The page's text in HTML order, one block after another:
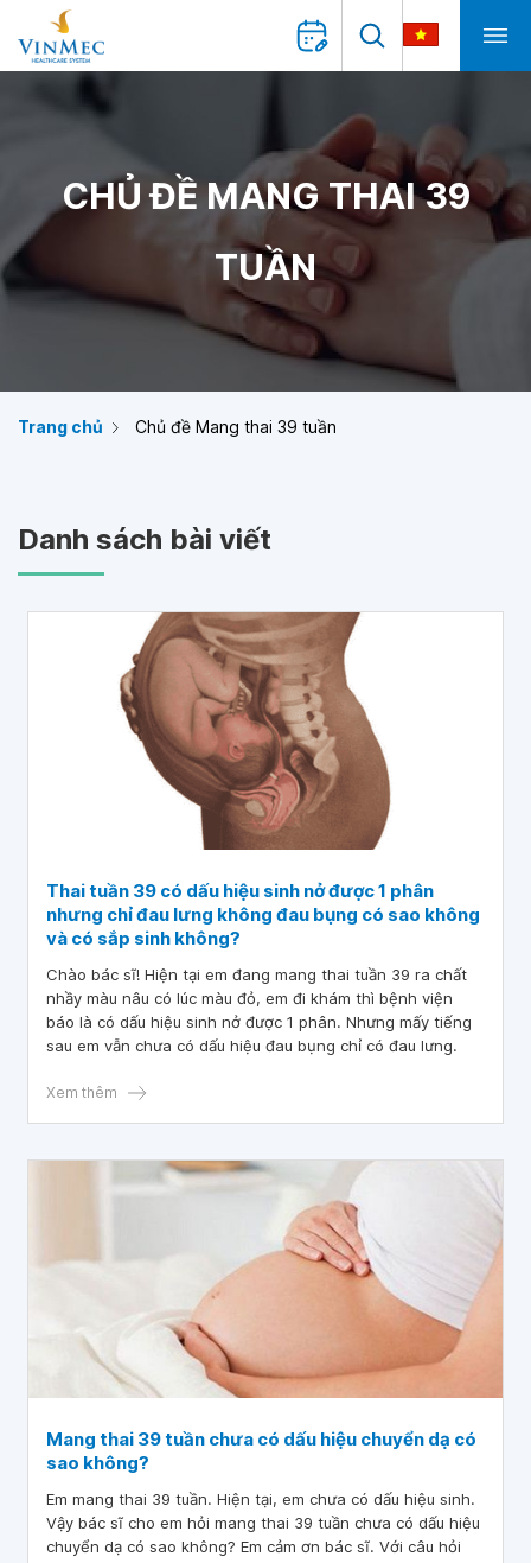
CHỦ ĐỀ MANG THAI 39
TUẦN
Trang chủ Chủ đề Mang thai 39 tuần
Danh sách bài viết
Thai tuần 39 có dấu hiệu sinh nở được 1 phân
nhưng chỉ đau lưng không đau bụng có sao không
và có sắp sinh không?
Chào bác sĩ! Hiện tại em đang mang thai tuần 39 ra chất
nhầy màu nâu có lúc màu đỏ, em đi khám thì bệnh viện
báo là có dấu hiệu sinh nở được 1 phân. Nhưng mấy tiếng
sau em vẫn chưa có dấu hiệu đau bụng chỉ có đau lưng.
Xem thêm
Mang thai 39 tuần chưa có dấu hiệu chuyển dạ có
sao không?
Em mang thai 39 tuần. Hiện tại, em chưa có dấu hiệu sinh.
Vậy bác sĩ cho em hỏi mang thai 39 tuần chưa có dấu hiệu
chuyển dạ có sao không? Em cảm ơn bác sĩ. Với câu hỏi